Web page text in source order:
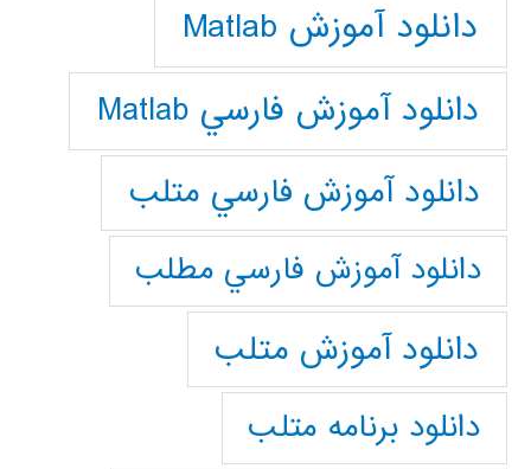
دانلود آموزش Matlab
دانلود آموزش فارسي Matlab
دانلود آموزش فارسي متلب
دانلود آموزش فارسي مطلب
دانلود آموزش متلب
دانلود برنامه متلب